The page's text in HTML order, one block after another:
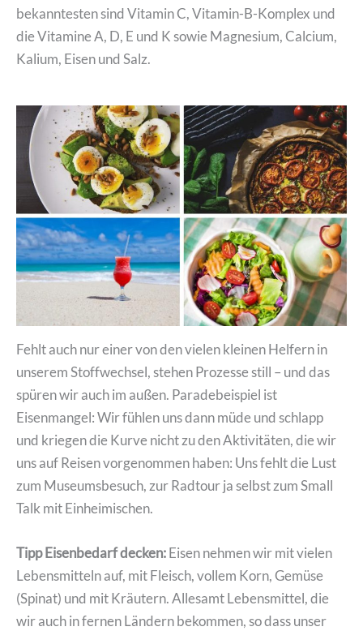
bekanntesten sind Vitamin C, Vitamin-B-Komplex und
die Vitamine A, D, E und K sowie Magnesium, Calcium,
Kalium, Eisen und Salz.
Fehlt auch nur einer von den vielen kleinen Helfern in
unserem Stoffwechsel, stehen Prozesse still – und das
spüren wir auch im außen. Paradebeispiel ist
Eisenmangel: Wir fühlen uns dann müde und schlapp
und kriegen die Kurve nicht zu den Aktivitäten, die wir
uns auf Reisen vorgenommen haben: Uns fehlt die Lust
zum Museumsbesuch, zur Radtour ja selbst zum Small
Talk mit Einheimischen.
Tipp Eisenbedarf decken:Eisen nehmen wir mit vielen
Lebensmitteln auf, mit Fleisch, vollem Korn, Gemüse
(Spinat) und mit Kräutern. Allesamt Lebensmittel, die
wir auch in fernen Ländern bekommen, so dass unser